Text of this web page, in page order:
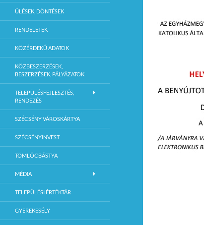
ÜLÉSEK, DÖNTÉSEK
RENDELETEK
KÖZÉRDEKŰ ADATOK
KÖZBESZERZÉSEK,
BESZERZÉSEK, PÁLYÁZATOK
TELEPÜLÉSFEJLESZTÉS,
RENDEZÉS
SZÉCSÉNY VÁROSKÁRTYA
SZÉCSÉNYINVEST
TÖMLÖCBÁSTYA
MÉDIA
TELEPÜLÉSI ÉRTÉKTÁR
GYEREKESÉLY